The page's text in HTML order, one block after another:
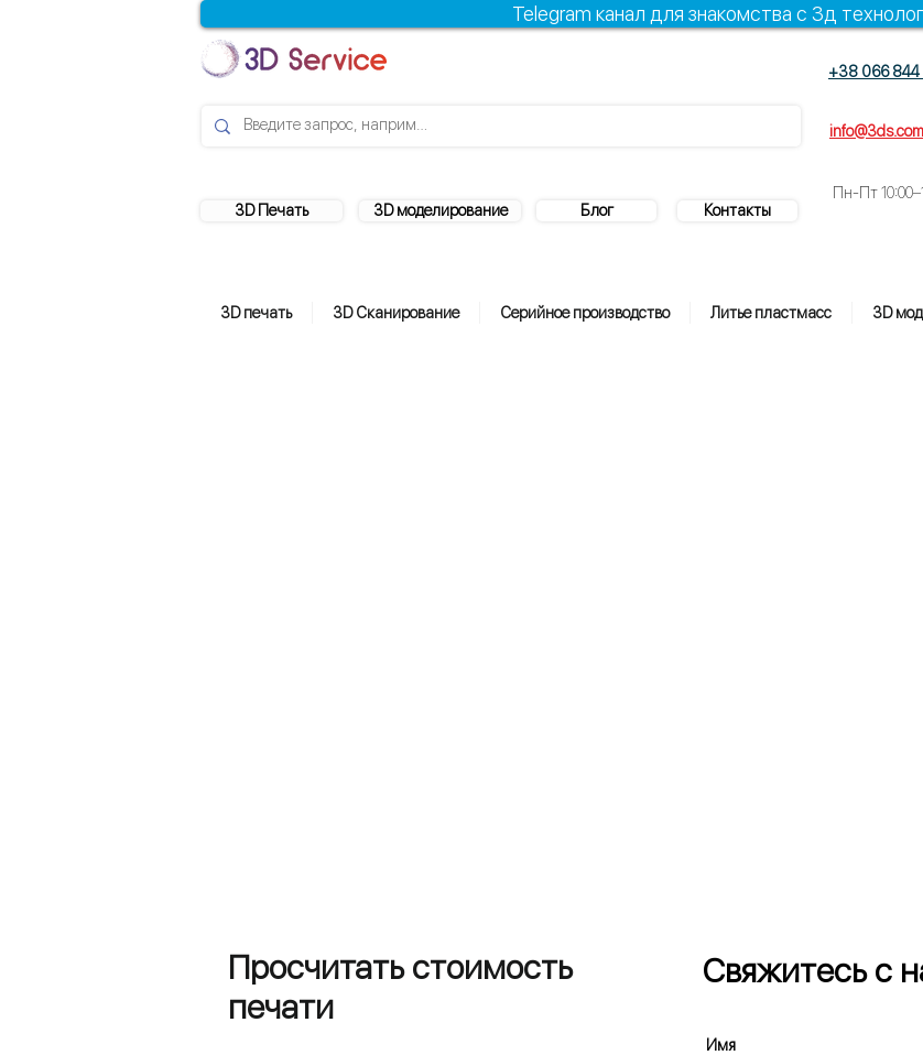
Telegram канал для знакомства с 3д
3D Печать 3D моделирование Блог Контакты
+38 066
Пн-Пт
3D печать 3D Сканирование Серийное производство Литье пластмасс 3D
Просчитать стоимость
печати
Свяжитесь с
Имя